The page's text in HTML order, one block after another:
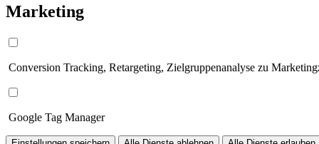
Marketing
Conversion Tracking, Retargeting, Zielgruppenanalyse zu
Google Tag Manager